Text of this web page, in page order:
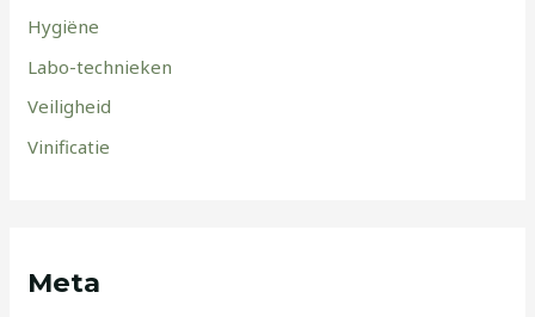
Hygiëne
Labo-technieken
Veiligheid
Vinificatie
Meta